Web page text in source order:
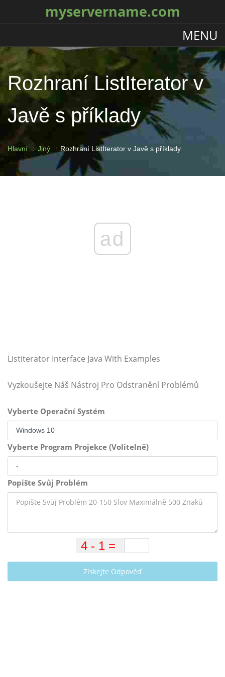
myservername.com
MENU
Rozhraní ListIterator v
Javě s příklady
Hlavní Jiný Rozhraní ListIterator v Javě s příklady
ad
Listiterator Interface Java With Examples
Vyzkoušejte Náš Nástroj Pro Odstranění Problémů
Vyberte Operační Systém
Vyberte Program Projekce (Volitelně)
Popište Svůj Problém
Získejte Odpověď